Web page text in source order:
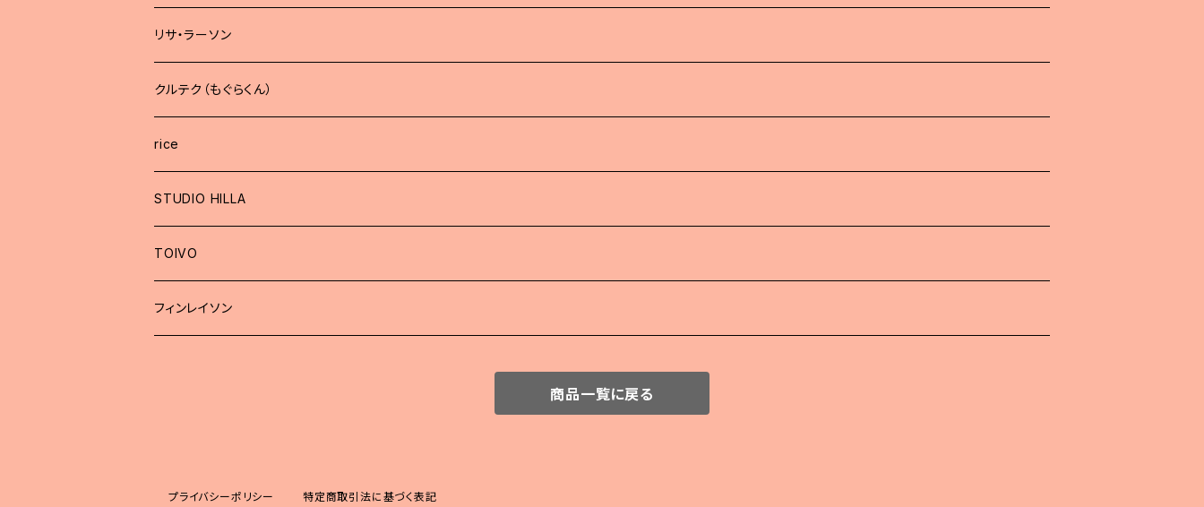
リサ・ラーソン
クルテク（もぐらくん）
rice
STUDIO HILLA
TOIVO
フィンレイソン
商品一覧に戻る
プライバシーポリシー 特定商取引法に基づく表記